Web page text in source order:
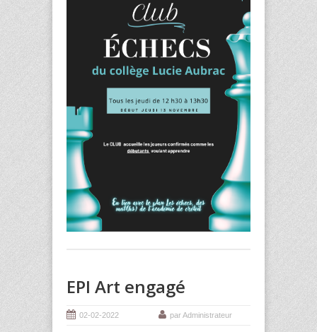
EPI Art engagé
02-02-2022 par Administrateur